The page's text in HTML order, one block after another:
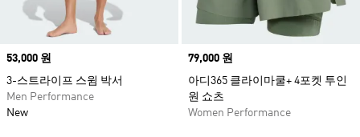
Price
53,000 원
3-스트라이프 스윔 박서
Men Performance
New
Price
79,000 원
아디365 클라이마쿨+ 4포켓 투인
원 쇼츠
Women Performance